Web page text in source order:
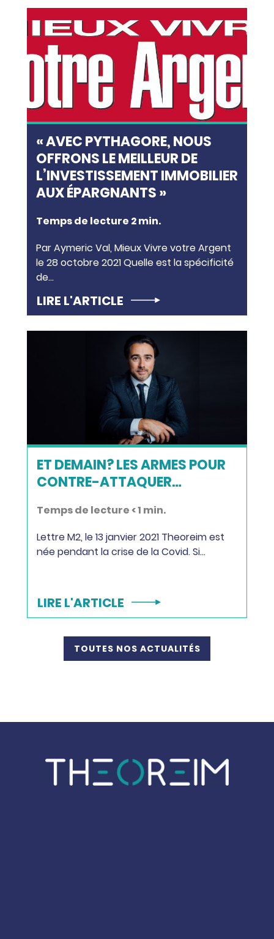
« AVEC PYTHAGORE, NOUS
OFFRONS LE MEILLEUR DE
L’INVESTISSEMENT IMMOBILIER
AUX ÉPARGNANTS »
Temps de lecture 2min.
Par Aymeric Val, Mieux Vivre votre Argent
le 28 octobre 2021 Quelle est la spécificité
de…
LIRE L'ARTICLE
ET DEMAIN? LES ARMES POUR
CONTRE-ATTAQUER…
Temps de lecture< 1 min.
Lettre M2, le 13 janvier 2021 Theoreim est
née pendant la crise de la Covid. Si…
LIRE L'ARTICLE
TOUTES NOS ACTUALITÉS